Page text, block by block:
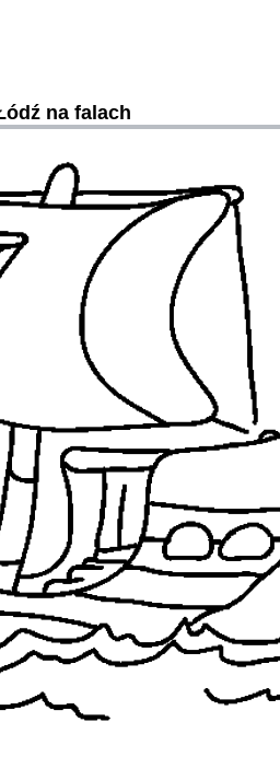
na falach